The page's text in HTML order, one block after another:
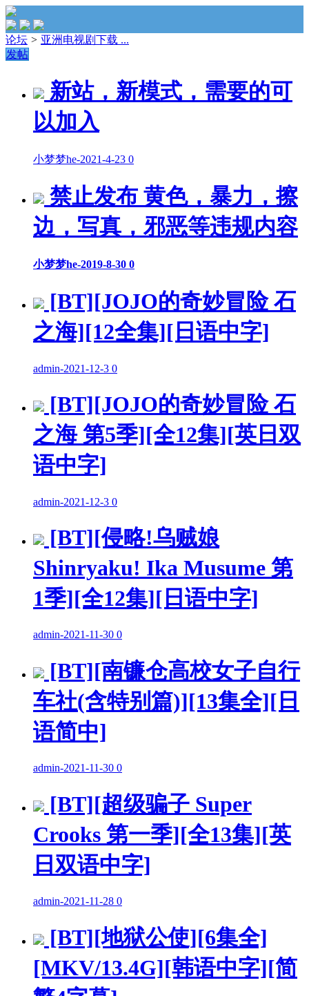
论坛 > 亚洲电视剧下载 ...
发帖
新站，新模式，需要的可
以加入
小梦梦he-2021-4-23 0
禁止发布 黄色，暴力，擦
边，写真，邪恶等违规内容
小梦梦he-2019-8-30 0
[BT][JOJO的奇妙冒险 石
之海][12全集][日语中字]
admin-2021-12-3 0
[BT][JOJO的奇妙冒险 石
之海 第5季][全12集][英日双
语中字]
admin-2021-12-3 0
[BT][侵略!乌贼娘
Shinryaku! Ika Musume 第
1季][全12集][日语中字]
admin-2021-11-30 0
[BT][南镰仓高校女子自行
车社(含特别篇)][13集全][日
语简中]
admin-2021-11-30 0
[BT][超级骗子 Super
Crooks 第一季][全13集][英
日双语中字]
admin-2021-11-28 0
[BT][地狱公使][6集全]
[MKV/13.4G][韩语中字][简